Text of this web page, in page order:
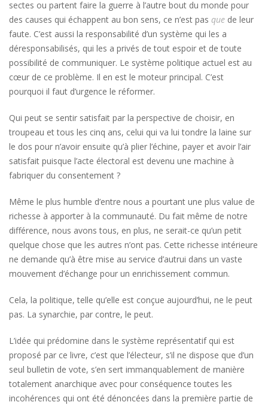
sectes ou partent faire la guerre à l’autre bout du monde pour
des causes qui échappent au bon sens, ce n’est pas que de leur
faute. C’est aussi la responsabilité d’un système qui les a
déresponsabilisés, qui les a privés de tout espoir et de toute
possibilité de communiquer. Le système politique actuel est au
cœur de ce problème. Il en est le moteur principal. C’est
pourquoi il faut d’urgence le réformer.
Qui peut se sentir satisfait par la perspective de choisir, en
troupeau et tous les cinq ans, celui qui va lui tondre la laine sur
le dos pour n’avoir ensuite qu’à plier l’échine, payer et avoir l’air
satisfait puisque l’acte électoral est devenu une machine à
fabriquer du consentement ?
Même le plus humble d’entre nous a pourtant une plus value de
richesse à apporter à la communauté. Du fait même de notre
différence, nous avons tous, en plus, ne serait-ce qu’un petit
quelque chose que les autres n’ont pas. Cette richesse intérieure
ne demande qu’à être mise au service d’autrui dans un vaste
mouvement d’échange pour un enrichissement commun.
Cela, la politique, telle qu’elle est conçue aujourd’hui, ne le peut
pas. La synarchie, par contre, le peut.
L’idée qui prédomine dans le système représentatif qui est
proposé par ce livre, c’est que l’électeur, s’il ne dispose que d’un
seul bulletin de vote, s’en sert immanquablement de manière
totalement anarchique avec pour conséquence toutes les
incohérences qui ont été dénoncées dans la première partie de